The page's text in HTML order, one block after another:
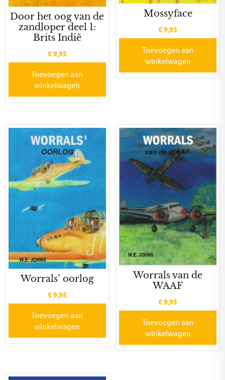
Door het oog van de
zandloper deel 1:
Brits Indië
€9,95
Toevoegen aan
winkelwagen
Mossyface
€9,95
Toevoegen aan
winkelwagen
Worrals’ oorlog
€9,95
Toevoegen aan
winkelwagen
Worrals van de
WAAF
€9,95
Toevoegen aan
winkelwagen